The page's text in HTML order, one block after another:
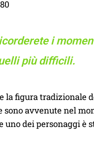
i
più difficili.
la figura tradizionale
sono avvenute nel
uno dei personaggi è